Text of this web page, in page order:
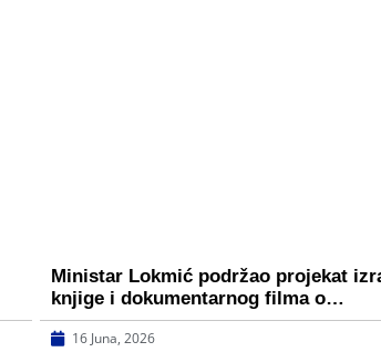
Ministar Lokmić podržao projekat
knjige i dokumentarnog filma o…
16 Juna, 2026